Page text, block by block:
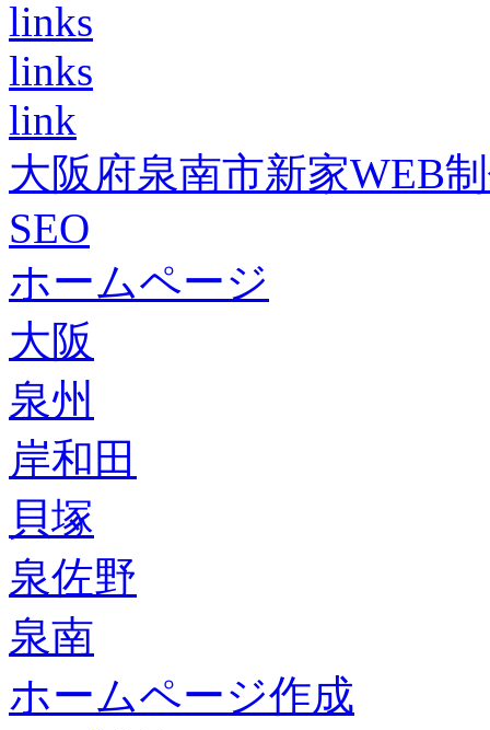
links
links
link
大阪府泉南市新家WEB
SEO
ホームページ
大阪
泉州
岸和田
貝塚
泉佐野
泉南
ホームページ作成